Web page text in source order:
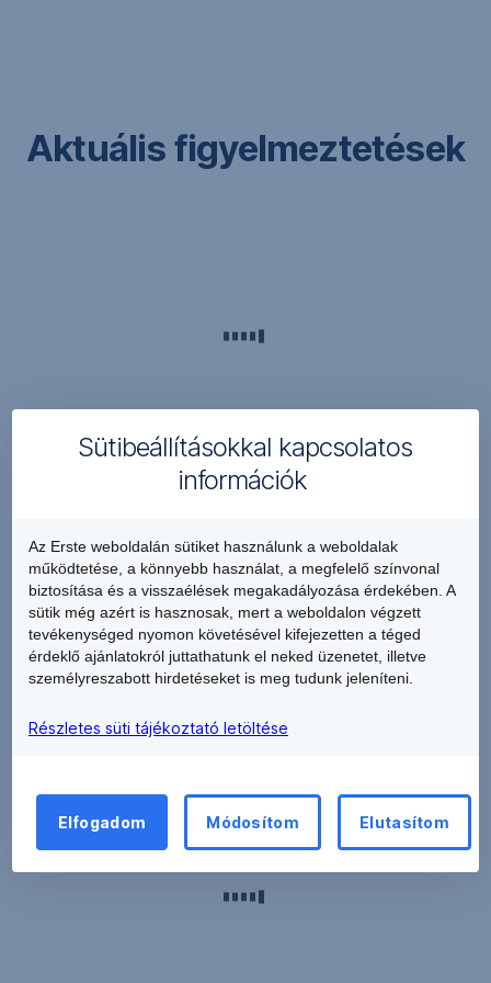
Aktuális figyelmeztetések
Sütibeállításokkal kapcsolatos
információk
Az Erste weboldalán sütiket használunk a weboldalak
működtetése, a könnyebb használat, a megfelelő színvonal
biztosítása és a visszaélések megakadályozása érdekében. A
sütik még azért is hasznosak, mert a weboldalon végzett
tevékenységed nyomon követésével kifejezetten a téged
érdeklő ajánlatokról juttathatunk el neked üzenetet, illetve
személyreszabott hirdetéseket is meg tudunk jeleníteni.
Részletes süti tájékoztató letöltése
Elfogadom Módosítom Elutasítom